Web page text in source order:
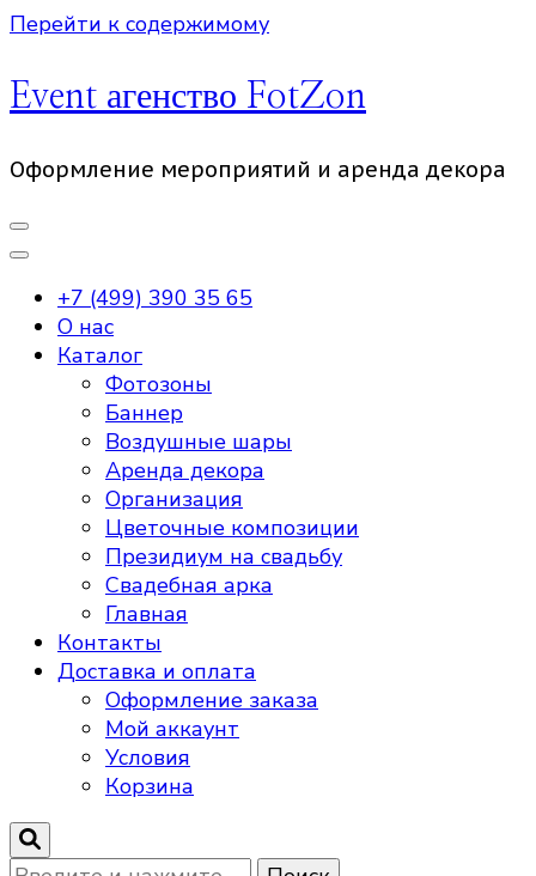
Перейти к содержимому
Event агенство FotZon
Оформление мероприятий и аренда декора
+7 (499) 390 35 65
О нас
Каталог
Фотозоны
Баннер
Воздушные шары
Аренда декора
Организация
Цветочные композиции
Президиум на свадьбу
Свадебная арка
Главная
Контакты
Доставка и оплата
Оформление заказа
Мой аккаунт
Условия
Корзина